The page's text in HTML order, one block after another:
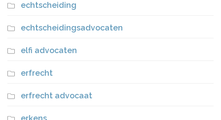
echtscheiding
echtscheidingsadvocaten
elfi advocaten
erfrecht
erfrecht advocaat